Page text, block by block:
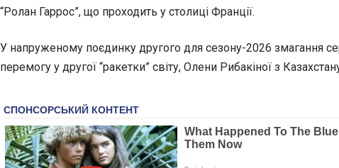
“Ролан Гаррос”, що проходить у столиці Франції.
У напруженому поєдинку другого для сезону-2026 змагання
перемогу у другої “ракетки” світу, Олени Рибакіної з